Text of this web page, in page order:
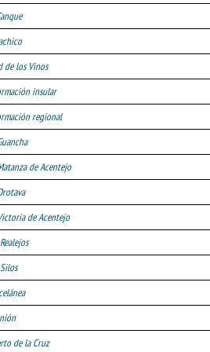
de los Vinos
insular
regional
de Acentejo
de Acentejo
de la Cruz